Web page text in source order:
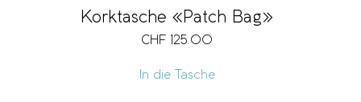
Korktasche «Patch Bag»
CHF 125.00
In die Tasche